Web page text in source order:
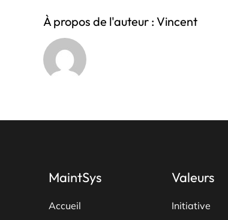
À propos de l'auteur : Vincent
MaintSys
Accueil
Valeurs
Initiative